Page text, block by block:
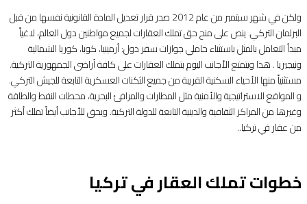
ولكن في شهر سبتمبر من عام 2012 صدر قرار تعديل المادة القانونية نفسها من قبل
البرلمان التركي. ينص على منح حق تملك العقارات لجميع مواطنين دول العالم، لاغياً
مبدأ التعامل بالمثل باستثناء حاملي جوازات سفر دول: أرمينيا، كوبا، كوريا الشمالية
ونيجيريا . هذا ويتمتع الأجانب اليوم بتملك العقارات على كافة أراضي الجمهورية التركية.
مستثنياً منها الأحياء السكنية القريبة من جميع الثكنات العسكرية التابعة للجيش التركي.
و المواقع الاستراتيجية والأمنية مثل المطارات والمرافئ البحرية، محطات النفط والطاقة
وغيرها من المراكز الثقافية والدينية التابعة للدولة التركية. ويحق للأجانب أيضاً تملك أكثر
من عقار في تركيا..
خطوات تملك العقار في تركيا